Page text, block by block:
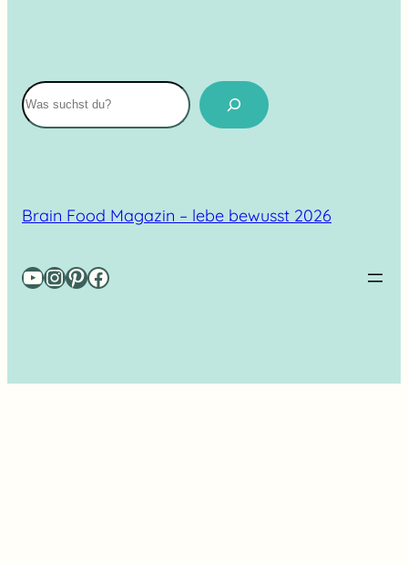
Suchen
Brain Food Magazin – lebe bewusst 2026
YouTube
Instagram
Pinterest
Facebook